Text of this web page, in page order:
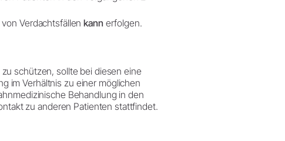
von Verdachtsfällenkann erfolgen.
zu schützen, sollte bei diesen eine
im Verhältnis zu einer möglichen
Behandlung in den
zu anderen Patienten stattfindet.